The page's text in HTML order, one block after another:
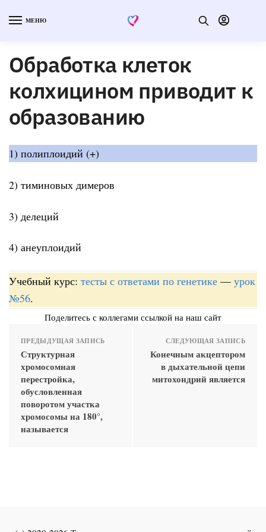
МЕНЮ
Обработка клеток
колхицином приводит к
образованию
1) полиплоидий (+)
2) тиминовых димеров
3) делеций
4) анеуплоидий
Учебный курс: тесты с ответами по генетике — урок
№56.
Поделитесь с коллегами ссылкой на наш сайт
ПРЕДЫДУЩАЯ ЗАПИСЬ
Структурная
хромосомная
перестройка,
обусловленная
поворотом участка
хромосомы на 180°,
называется
СЛЕДУЮЩАЯ ЗАПИСЬ
Конечным акцептором
в дыхательной цепи
митохондрий является